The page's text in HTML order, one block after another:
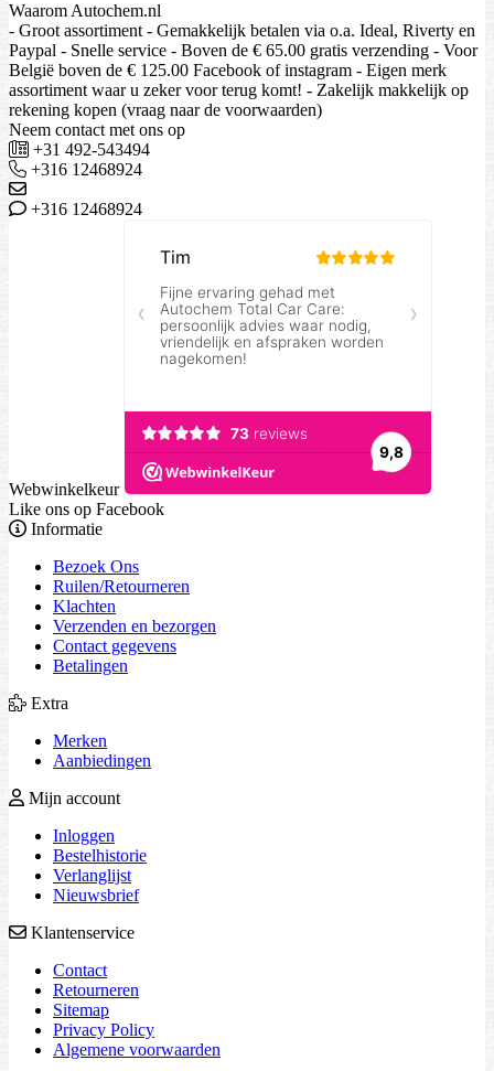
Waarom Autochem.nl
- Groot assortiment - Gemakkelijk betalen via o.a. Ideal, Riverty en
Paypal - Snelle service - Boven de € 65.00 gratis verzending - Voor
België boven de € 125.00 Facebook of instagram - Eigen merk
assortiment waar u zeker voor terug komt! - Zakelijk makkelijk op
rekening kopen (vraag naar de voorwaarden)
Neem contact met ons op
+31 492-543494
+316 12468924
+316 12468924
Webwinkelkeur
Like ons op Facebook
Informatie
Bezoek Ons
Ruilen/Retourneren
Klachten
Verzenden en bezorgen
Contact gegevens
Betalingen
Extra
Merken
Aanbiedingen
Mijn account
Inloggen
Bestelhistorie
Verlanglijst
Nieuwsbrief
Klantenservice
Contact
Retourneren
Sitemap
Privacy Policy
Algemene voorwaarden